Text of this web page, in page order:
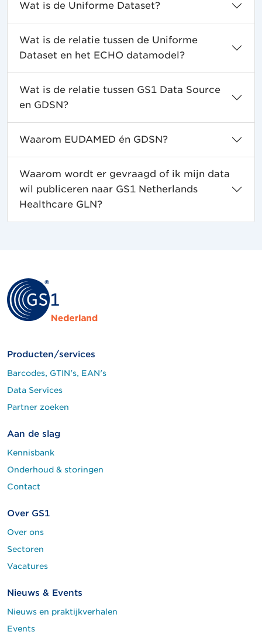
Wat is de Uniforme Dataset?
Wat is de relatie tussen de Uniforme
Dataset en het ECHO datamodel?
Wat is de relatie tussen GS1 Data Source
en GDSN?
Waarom EUDAMED én GDSN?
Waarom wordt er gevraagd of ik mijn data
wil publiceren naar GS1 Netherlands
Healthcare GLN?
Producten/services
Barcodes, GTIN's, EAN's
Data Services
Partner zoeken
Aan de slag
Kennisbank
Onderhoud & storingen
Contact
Over GS1
Over ons
Sectoren
Vacatures
Nieuws & Events
Nieuws en praktijkverhalen
Events